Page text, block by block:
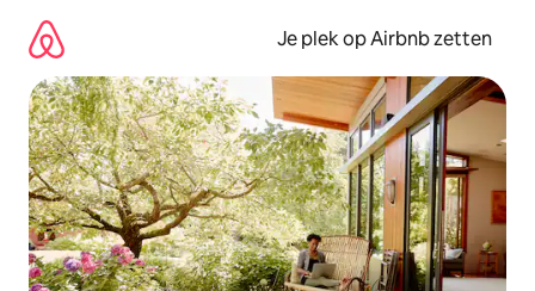
direct
naar
inhoud
Je plek op Airbnb zetten